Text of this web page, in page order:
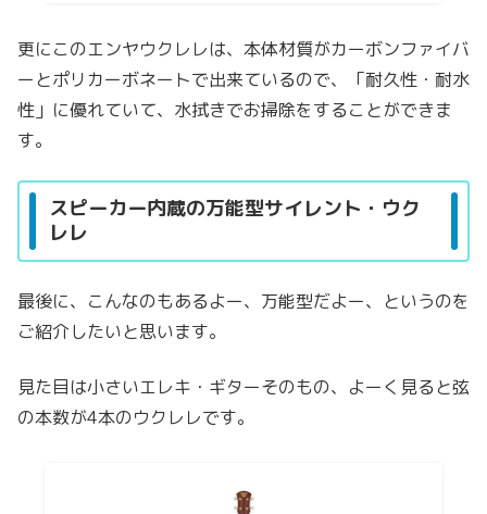
更にこのエンヤウクレレは、本体材質がカーボンファイバ
ーとポリカーボネートで出来ているので、「耐久性・耐水
性」に優れていて、水拭きでお掃除をすることができま
す。
スピーカー内蔵の万能型サイレント・ウク
レレ
最後に、こんなのもあるよー、万能型だよー、というのを
ご紹介したいと思います。
見た目は小さいエレキ・ギターそのもの、よーく見ると弦
の本数が4本のウクレレです。